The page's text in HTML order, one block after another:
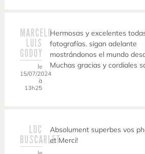
MARCELO
LUIS
GODOY
le
15/07/2024
à
13h25
Hermosas y excelentes
fotografías. sigan adelante
mostrándonos el mundo
Muchas gracias y cordiales
LUC
BUSCARLET
Absolument superbes vos
et Merci!